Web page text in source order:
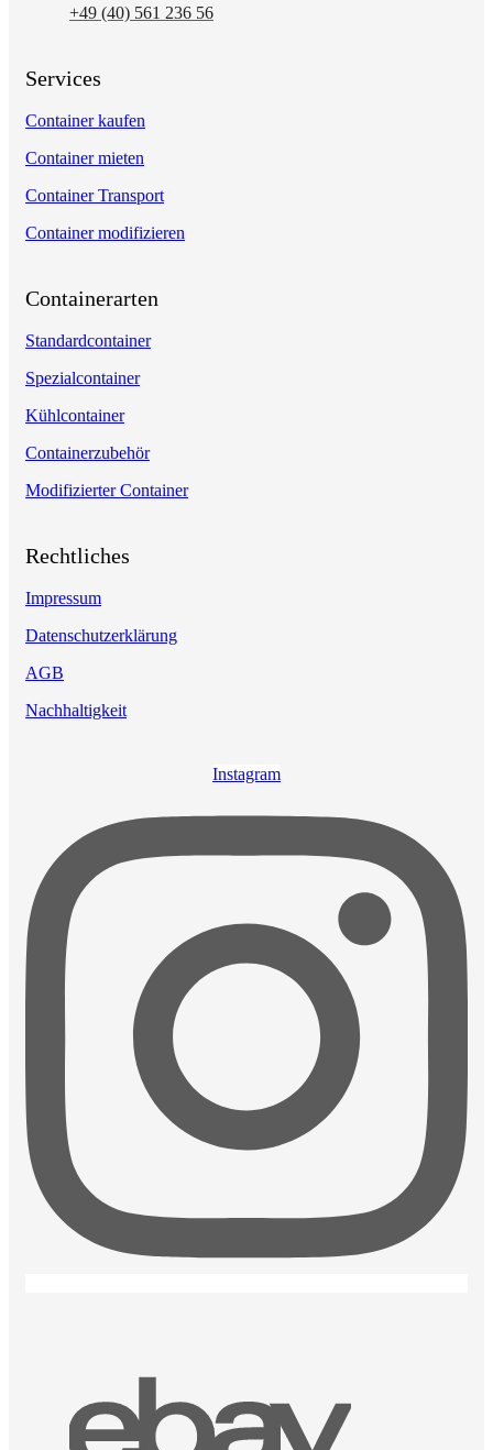
+49 (40) 561 236 56
Services
Container kaufen
Container mieten
Container Transport
Container modifizieren
Containerarten
Standardcontainer
Spezialcontainer
Kühlcontainer
Containerzubehör
Modifizierter Container
Rechtliches
Impressum
Datenschutzerklärung
AGB
Nachhaltigkeit
Instagram